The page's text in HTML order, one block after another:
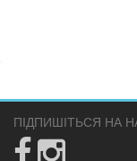
ПІДПИШІТЬСЯ НА